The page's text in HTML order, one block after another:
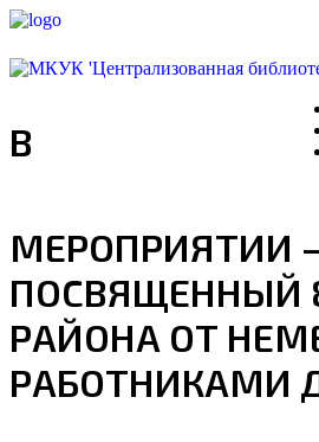
В
МЕРОПРИЯТИИ
ПОСВЯЩЕННЫЙ
РАЙОНА ОТ
РАБОТНИКАМИ